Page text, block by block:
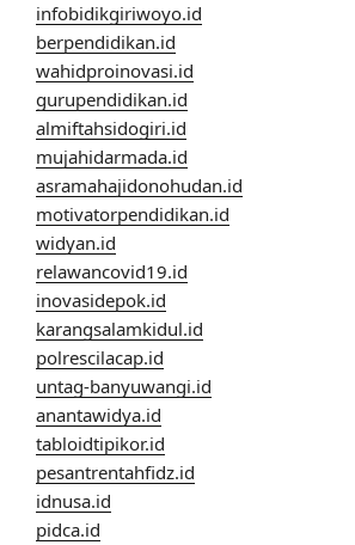
infobidikgiriwoyo.id
berpendidikan.id
wahidproinovasi.id
gurupendidikan.id
almiftahsidogiri.id
mujahidarmada.id
asramahajidonohudan.id
motivatorpendidikan.id
widyan.id
relawancovid19.id
inovasidepok.id
karangsalamkidul.id
polrescilacap.id
untag-banyuwangi.id
anantawidya.id
tabloidtipikor.id
pesantrentahfidz.id
idnusa.id
pidca.id